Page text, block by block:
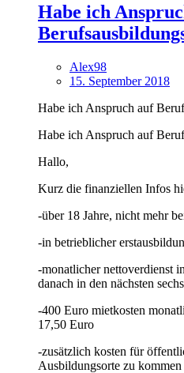
Habe ich
Alex98
15. September 2018
Habe ich Anspruch auf
Habe ich Anspruch auf
Hallo,
Kurz die finanziellen Infos
-über 18 Jahre, nicht mehr
-in betrieblicher
-monatlicher nettoverdienst
danach in den nächsten
-400 Euro mietkosten
17,50 Euro
-zusätzlich kosten für
Ausbildungsorte zu